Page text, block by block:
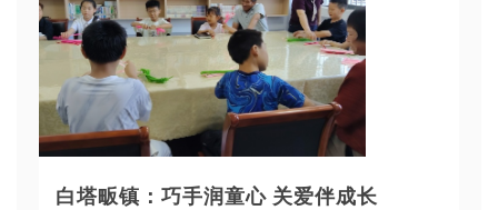
白塔畈镇：巧手润童心 关爱伴成长